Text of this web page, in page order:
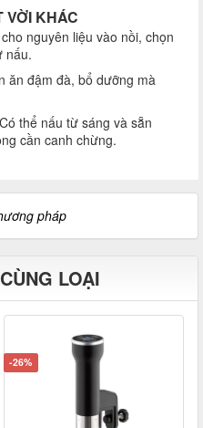
VỜI KHÁC
nguyên liệu vào nồi, chọn
nấu.
ăn đậm đà, bổ dưỡng mà
thể nấu từ sáng và sẵn
cần canh chừng.
pháp
LOẠI
-26%